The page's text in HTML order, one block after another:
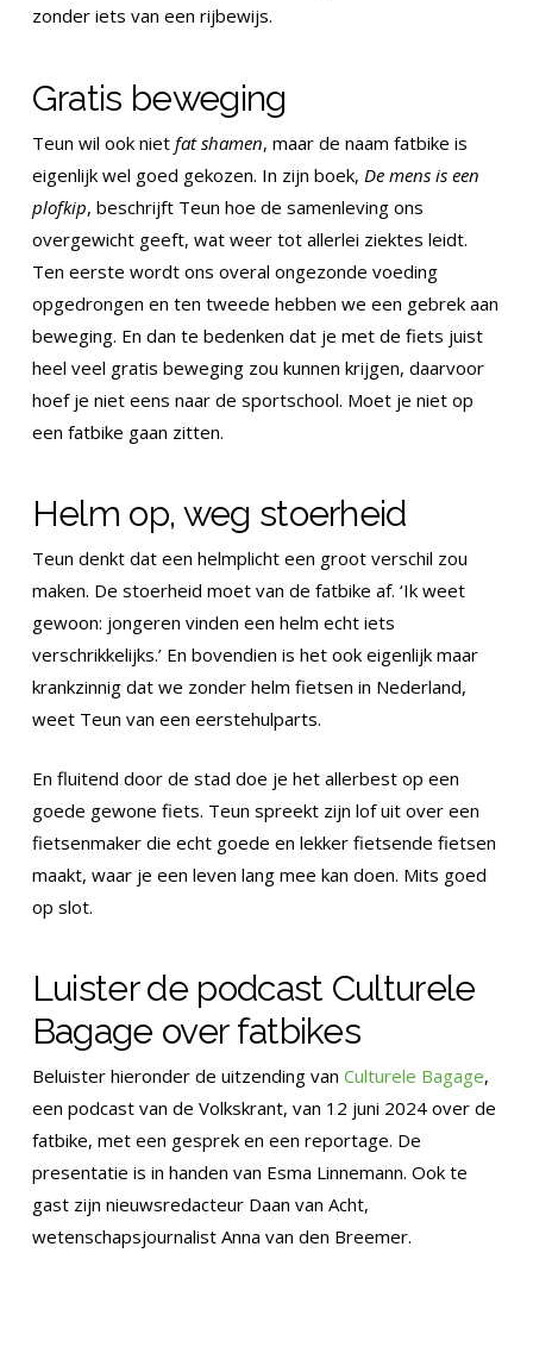
zonder iets van een rijbewijs.
Gratis beweging
Teun wil ook niet fat shamen, maar de naam fatbike is
eigenlijk wel goed gekozen. In zijn boek, De mens is een
plofkip, beschrijft Teun hoe de samenleving ons
overgewicht geeft, wat weer tot allerlei ziektes leidt.
Ten eerste wordt ons overal ongezonde voeding
opgedrongen en ten tweede hebben we een gebrek aan
beweging. En dan te bedenken dat je met de fiets juist
heel veel gratis beweging zou kunnen krijgen, daarvoor
hoef je niet eens naar de sportschool. Moet je niet op
een fatbike gaan zitten.
Helm op, weg stoerheid
Teun denkt dat een helmplicht een groot verschil zou
maken. De stoerheid moet van de fatbike af. ‘Ik weet
gewoon: jongeren vinden een helm echt iets
verschrikkelijks.’ En bovendien is het ook eigenlijk maar
krankzinnig dat we zonder helm fietsen in Nederland,
weet Teun van een eerstehulparts.
En fluitend door de stad doe je het allerbest op een
goede gewone fiets. Teun spreekt zijn lof uit over een
fietsenmaker die echt goede en lekker fietsende fietsen
maakt, waar je een leven lang mee kan doen. Mits goed
op slot.
Luister de podcast Culturele
Bagage over fatbikes
Beluister hieronder de uitzending van Culturele Bagage,
een podcast van de Volkskrant, van 12 juni 2024 over de
fatbike, met een gesprek en een reportage. De
presentatie is in handen van Esma Linnemann. Ook te
gast zijn nieuwsredacteur Daan van Acht,
wetenschapsjournalist Anna van den Breemer.